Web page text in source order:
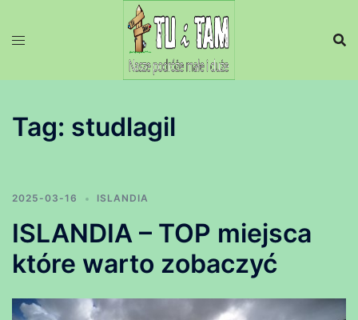
Tag: studlagil
2025-03-16 ISLANDIA
ISLANDIA – TOP miejsca
które warto zobaczyć